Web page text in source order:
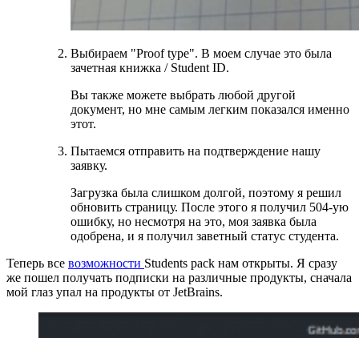
Выбираем "Proof type". В моем случае это была
зачетная книжка / Student ID.
Вы также можете выбрать любой другой
документ, но мне самым легким показался именно
этот.
Пытаемся отправить на подтверждение нашу
заявку.
Загрузка была слишком долгой, поэтому я решил
обновить страницу. После этого я получил 504-ую
ошибку, но несмотря на это, моя заявка была
одобрена, и я получил заветный статус студента.
Теперь все возможности Students pack нам открыты. Я сразу
же пошел получать подписки на различные продукты, сначала
мой глаз упал на продукты от JetBrains.